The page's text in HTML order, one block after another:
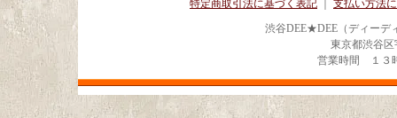
特定商取引法に基づく表記
支払い方法
渋谷DEE★DEE（ディーデ
東京都渋谷
営業時間 １３